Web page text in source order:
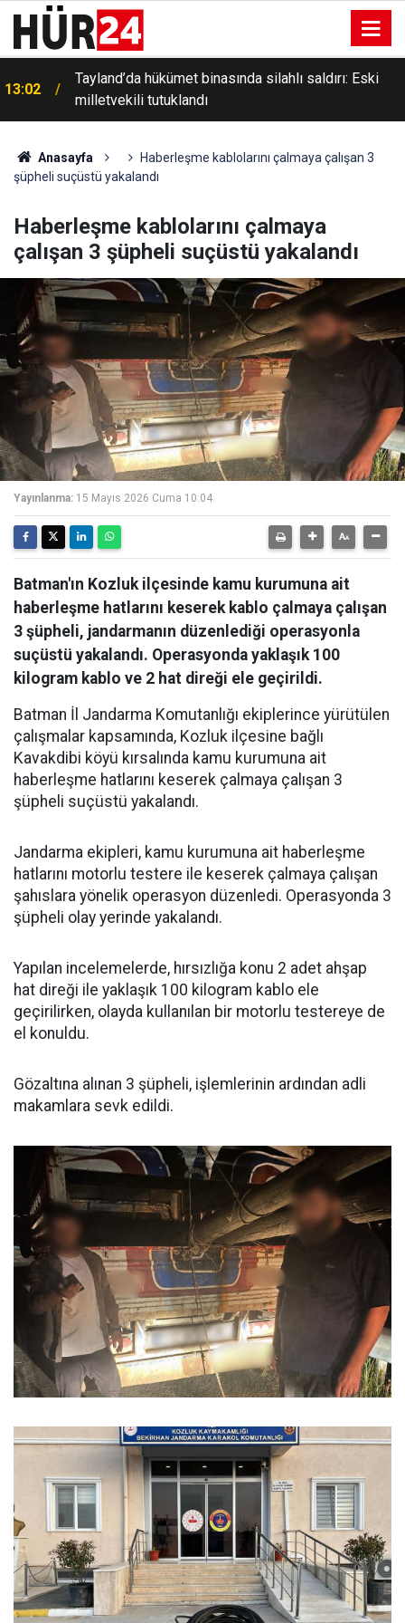
13:02
Tayland’da hükümet binasında silahlı saldırı: Eski
milletvekili tutuklandı
Anasayfa
Haberleşme kablolarını çalmaya çalışan 3
şüpheli suçüstü yakalandı
Haberleşme kablolarını çalmaya
çalışan 3 şüpheli suçüstü yakalandı
Yayınlanma: 15 Mayıs 2026 Cuma 10:04
Batman'ın Kozluk ilçesinde kamu kurumuna ait
haberleşme hatlarını keserek kablo çalmaya çalışan
3 şüpheli, jandarmanın düzenlediği operasyonla
suçüstü yakalandı. Operasyonda yaklaşık 100
kilogram kablo ve 2 hat direği ele geçirildi.
Batman İl Jandarma Komutanlığı ekiplerince yürütülen
çalışmalar kapsamında, Kozluk ilçesine bağlı
Kavakdibi köyü kırsalında kamu kurumuna ait
haberleşme hatlarını keserek çalmaya çalışan 3
şüpheli suçüstü yakalandı.
Jandarma ekipleri, kamu kurumuna ait haberleşme
hatlarını motorlu testere ile keserek çalmaya çalışan
şahıslara yönelik operasyon düzenledi. Operasyonda 3
şüpheli olay yerinde yakalandı.
Yapılan incelemelerde, hırsızlığa konu 2 adet ahşap
hat direği ile yaklaşık 100 kilogram kablo ele
geçirilirken, olayda kullanılan bir motorlu testereye de
el konuldu.
Gözaltına alınan 3 şüpheli, işlemlerinin ardından adli
makamlara sevk edildi.